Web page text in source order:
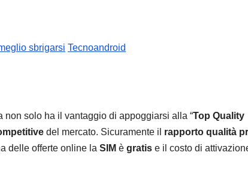
sbrigarsi Tecnoandroid
non solo ha il vantaggio di appoggiarsi alla “Top Quality
del mercato. Sicuramente il rapporto qualità
delle offerte online la SIM è gratis e il costo di